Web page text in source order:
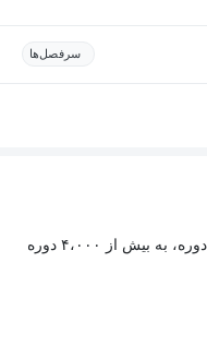
سرفصل‌ها
با خرید اشتراک مکتب‌پلاس، علاوه بر این دوره، به بیش از ۴،۰۰۰ دوره